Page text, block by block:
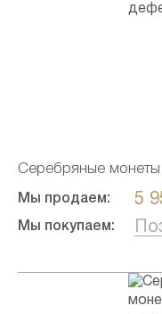
Серебряные
Мы продаем: 5
Мы покупаем: